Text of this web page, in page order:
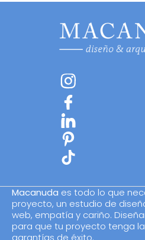
Macanuda es todo lo que
proyecto, un estudio de
web, empatía y cariño.
para que tu proyecto tenga
garantías de éxito.